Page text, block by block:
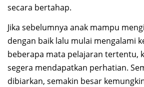
secara bertahap.
Jika sebelumnya anak mampu
dengan baik lalu mulai mengalami
beberapa mata pelajaran tertentu,
segera mendapatkan perhatian.
dibiarkan, semakin besar